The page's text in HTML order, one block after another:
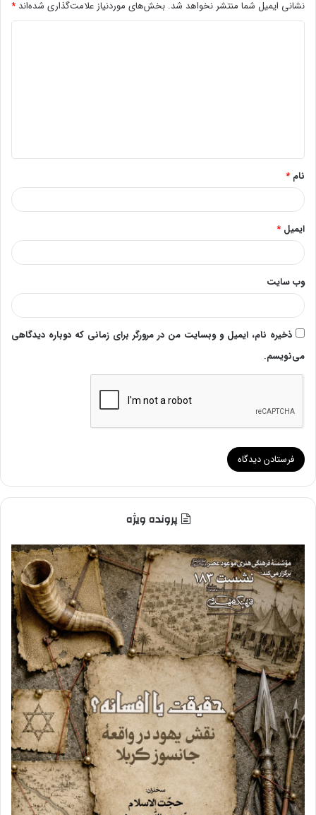
نشانی ایمیل شما منتشر نخواهد شد. بخش‌های موردنیاز علامت‌گذاری شده‌اند *
*
نام *
ایمیل *
وب‌ سایت
ذخیره نام، ایمیل و وبسایت من در مرورگر برای زمانی که دوباره دیدگاهی
می‌نویسم.
پرونده ویژه